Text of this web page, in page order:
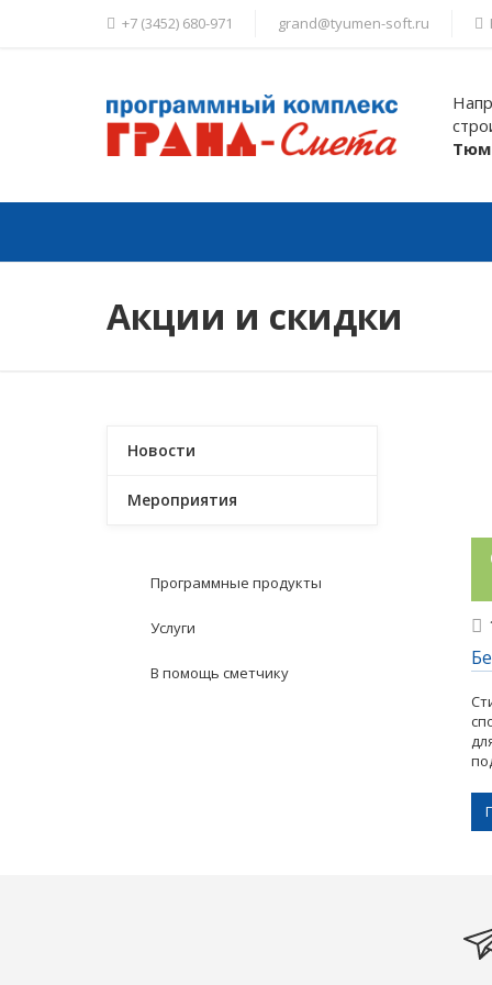
+7 (3452) 680-971 grand@tyumen-soft.ru
Акции и скидки
Новости
Мероприятия
Программные продукты
Услуги
В помощь сметчику